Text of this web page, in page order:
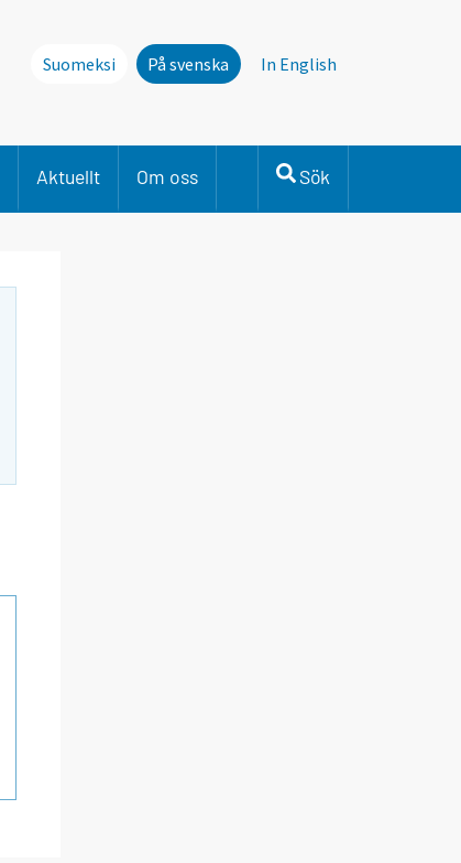
Suomeksi På svenska In English
Aktuellt Om oss Sök